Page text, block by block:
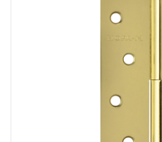
Электроды и проволока